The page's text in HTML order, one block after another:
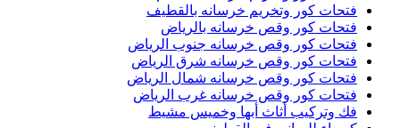
فتحات كور وتخريم خرسانه بالقطيف
فتحات كور وقص خرسانه بالرياض
فتحات كور وقص خرسانه جنوب الرياض
فتحات كور وقص خرسانه شرق الرياض
فتحات كور وقص خرسانه شمال الرياض
فتحات كور وقص خرسانه غرب الرياض
فك وتركيب أثاث أبها وخميس مشيط